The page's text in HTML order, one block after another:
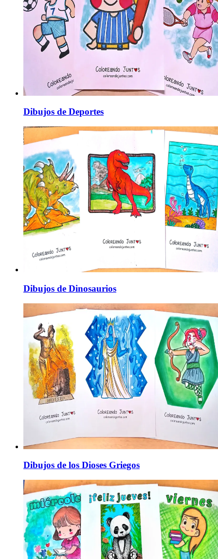
Dibujos de Deportes
Dibujos de Dinosaurios
Dibujos de los Dioses Griegos